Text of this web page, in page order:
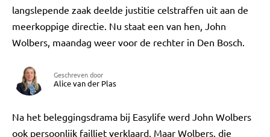
langslepende zaak deelde justitie celstraffen uit aan de
meerkoppige directie. Nu staat een van hen, John
Wolbers, maandag weer voor de rechter in Den Bosch.
Geschreven door
Alice van der Plas
Na het beleggingsdrama bij Easylife werd John Wolbers
ook persoonlijk failliet verklaard. Maar Wolbers, die